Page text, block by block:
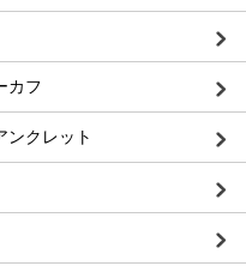
カフ
ンクレット